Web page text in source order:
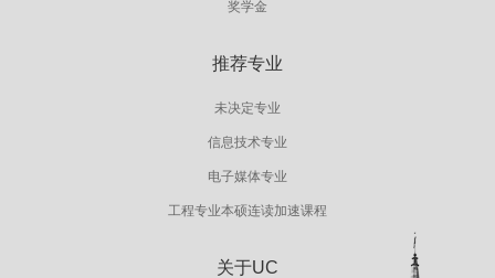
奖学金
推荐专业
未决定专业
信息技术专业
电子媒体专业
工程专业本硕连读加速课程
关于UC